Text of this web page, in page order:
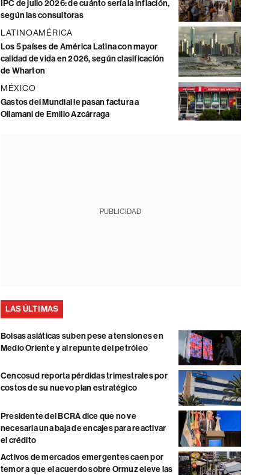
IPC de julio 2026: de cuánto sería la inflación,
según las consultoras
LATINOAMÉRICA
Los 5 países de América Latina con mayor
calidad de vida en 2026, según clasificación
de Wharton
MÉXICO
Gastos del Mundial le pasan factura a
Ollamani de Emilio Azcárraga
PUBLICIDAD
LAS ÚLTIMAS
Bolsas asiáticas suben pese a tensiones en
Medio Oriente y al repunte del petróleo
Cencosud reporta pérdidas trimestrales por
costos de su nuevo plan estratégico
Presidente del BCRA dice que no ve
necesaria una baja de encajes para reactivar
el crédito
Activos de mercados emergentes caen por
temor a que el acuerdo sobre Ormuz eleve las